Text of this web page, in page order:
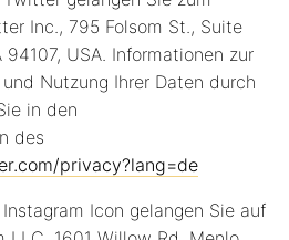
Inc., 795 Folsom St., Suite
USA. Informationen zur
Nutzung Ihrer Daten durch
in den
des
privacy?lang=de
Icon gelangen Sie auf